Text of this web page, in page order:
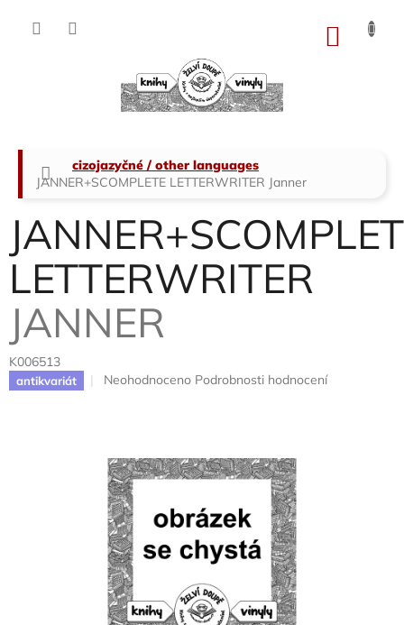
Domů
cizojazyčné / other languages
JANNER+SCOMPLETE LETTERWRITER Janner
LETTERWRITER
JANNER
K006513
antikvariát
Průměrné
z
5
hvězdiček.
Neohodnoceno Podrobnosti hodnocení